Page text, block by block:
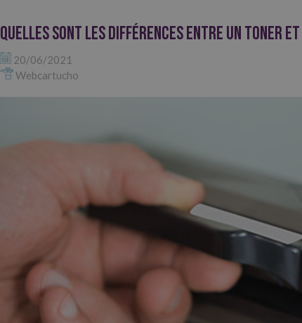
Quelles sont les différences entre un toner et
20/06/2021
Webcartucho